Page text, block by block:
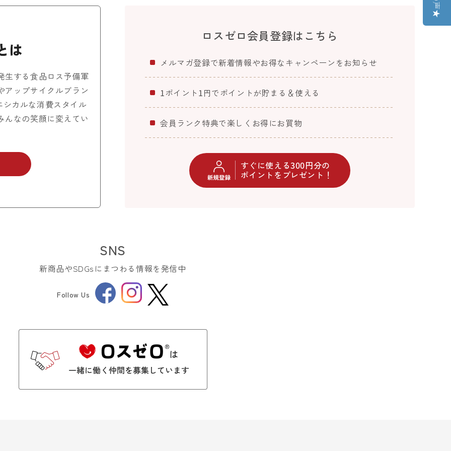
ロスゼロ会員登録はこちら
メルマガ登録で新着情報やお得なキャンペーンをお知らせ
1ポイント1円でポイントが貯まる＆使える
会員ランク特典で楽しくお得にお買物
すぐに使える300円分の
ポイントをプレゼント！
生する食品ロス予備軍
アップサイクルブラン
カルな消費スタイル
んなの笑顔に変えてい
SNS
新商品やSDGsにまつわる情報を発信中
Follow Us
FacebookInstagram